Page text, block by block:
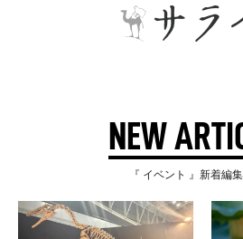
NEW
『 イベント 』新着編